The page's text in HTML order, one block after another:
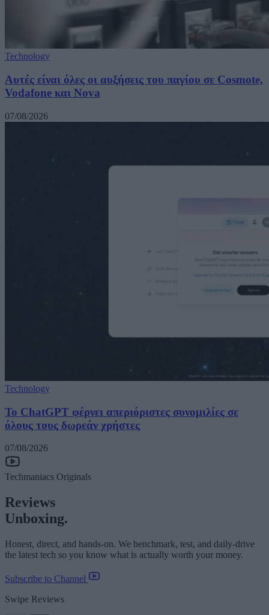
Technology
Αυτές είναι όλες οι αυξήσεις του παγίου σε Cosmote,
Vodafone και Nova
07/08/2026
Technology
Το ChatGPT φέρνει απεριόριστες συνομιλίες σε
όλους τους δωρεάν χρήστες
07/08/2026
Techmaniacs Originals
Reviews
Unboxing.
Honest, direct, and hands-on. We benchmark, test, and daily-drive
the latest tech so you know what is actually worth your money.
Subscribe to Channel
Swipe Reviews